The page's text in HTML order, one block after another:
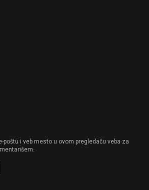
poštu i veb mesto u ovom pregledaču veba za